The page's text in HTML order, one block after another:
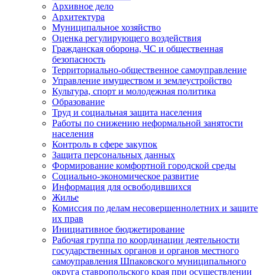
Архивное дело
Архитектура
Муниципальное хозяйство
Оценка регулирующего воздействия
Гражданская оборона, ЧС и общественная
безопасность
Территориально-общественное самоуправление
Управление имуществом и землеустройство
Культура, спорт и молодежная политика
Образование
Труд и социальная защита населения
Работы по снижению неформальной занятости
населения
Контроль в сфере закупок
Защита персональных данных
Формирование комфортной городской среды
Социально-экономическое развитие
Информация для освободившихся
Жилье
Комиссия по делам несовершеннолетних и защите
их прав
Инициативное бюджетирование
Рабочая группа по координации деятельности
государственных органов и органов местного
самоуправления Шпаковского муниципального
округа ставропольского края при осуществлении